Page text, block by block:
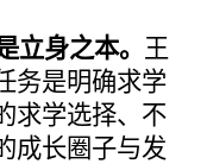
立身之本。 王
务是明确求学
求学选择、不
成长圈子与发